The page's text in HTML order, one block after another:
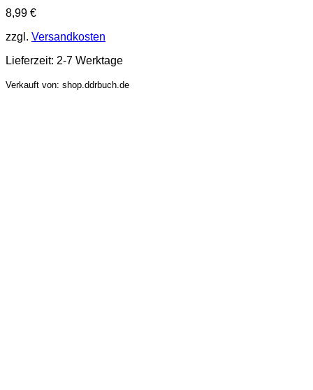
8,99 €
zzgl. Versandkosten
Lieferzeit: 2-7 Werktage
Verkauft von: shop.ddrbuch.de